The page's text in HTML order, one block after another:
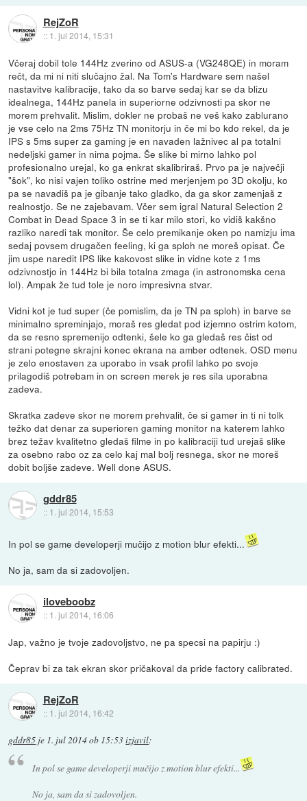
RejZoR
:: 1. jul 2014, 15:31
Včeraj dobil tole 144Hz zverino od ASUS-a (VG248QE) in moram
rečt, da mi ni niti slučajno žal. Na Tom's Hardware sem našel
nastavitve kalibracije, tako da so barve sedaj kar se da blizu
idealnega, 144Hz panela in superiorne odzivnosti pa skor ne
morem prehvalit. Mislim, dokler ne probaš ne veš kako zablurano
je vse celo na 2ms 75Hz TN monitorju in če mi bo kdo rekel, da je
IPS s 5ms super za gaming je en navaden lažnivec al pa totalni
nedeljski gamer in nima pojma. Še slike bi mirno lahko pol
profesionalno urejal, ko ga enkrat skalibriraš. Prvo pa je največji
"šok", ko nisi vajen toliko ostrine med merjenjem po 3D okolju, ko
pa se navadiš pa je gibanje tako gladko, da ga skor zamenjaš z
realnostjo. Se ne zajebavam. Včer sem igral Natural Selection 2
Combat in Dead Space 3 in se ti kar milo stori, ko vidiš kakšno
razliko naredi tak monitor. Še celo premikanje oken po namizju ima
sedaj povsem drugačen feeling, ki ga sploh ne moreš opisat. Če
jim uspe naredit IPS like kakovost slike in vidne kote z 1ms
odzivnostjo in 144Hz bi bila totalna zmaga (in astronomska cena
lol). Ampak že tud tole je noro impresivna stvar.
Vidni kot je tud super (če pomislim, da je TN pa sploh) in barve se
minimalno spreminjajo, moraš res gledat pod izjemno ostrim kotom,
da se resno spremenijo odtenki, šele ko ga gledaš res čist od
strani potegne skrajni konec ekrana na amber odtenek. OSD menu
je zelo enostaven za uporabo in vsak profil lahko po svoje
prilagodiš potrebam in on screen merek je res sila uporabna
zadeva.
Skratka zadeve skor ne morem prehvalit, če si gamer in ti ni tolk
težko dat denar za superioren gaming monitor na katerem lahko
brez težav kvalitetno gledaš filme in po kalibraciji tud urejaš slike
za osebno rabo oz za celo kaj mal bolj resnega, skor ne moreš
dobit boljše zadeve. Well done ASUS.
gddr85
:: 1. jul 2014, 15:53
In pol se game developerji mučijo z motion blur efekti...
No ja, sam da si zadovoljen.
iloveboobz
:: 1. jul 2014, 16:06
Jap, važno je tvoje zadovoljstvo, ne pa specsi na papirju :)
Čeprav bi za tak ekran skor pričakoval da pride factory calibrated.
RejZoR
:: 1. jul 2014, 16:42
gddr85 je 1. jul 2014 ob 15:53izjavil:
In pol se game developerji mučijo z motion blur efekti...
No ja, sam da si zadovoljen.